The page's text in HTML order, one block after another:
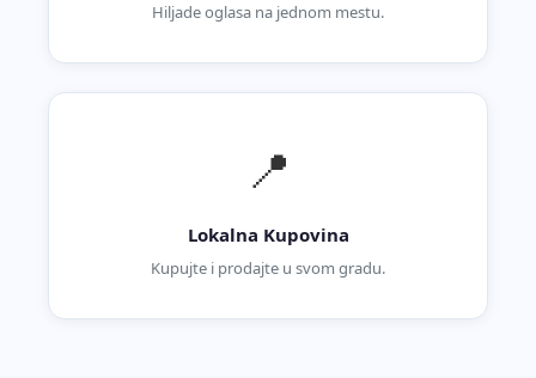
Hiljade oglasa na jednom mestu.
📍
Lokalna Kupovina
Kupujte i prodajte u svom gradu.